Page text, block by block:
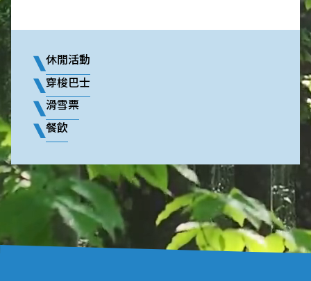
休閒活動
穿梭巴士
滑雪票
餐飲